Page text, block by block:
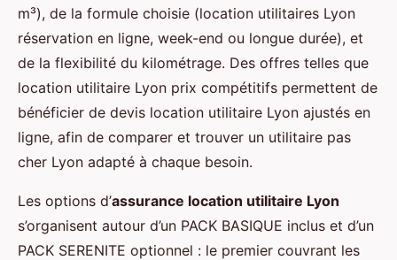
m³), de la formule choisie (location utilitaires Lyon
réservation en ligne, week-end ou longue durée), et
de la flexibilité du kilométrage. Des offres telles que
location utilitaire Lyon prix compétitifs permettent de
bénéficier de devis location utilitaire Lyon ajustés en
ligne, afin de comparer et trouver un utilitaire pas
cher Lyon adapté à chaque besoin.
Les options d’assurance location utilitaire Lyon
s’organisent autour d’un PACK BASIQUE inclus et d’un
PACK SERENITE optionnel : le premier couvrant les